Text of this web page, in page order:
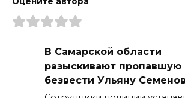
В Самарской области
разыскивают пропавшую
безвести Ульяну